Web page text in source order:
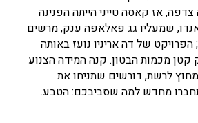
אז קאסה טייני הייתה הפנינה
שמעליו גג פאלאפה ענק, מרשים
הפרויקט של דה אריניו נועז באותה
קטן מכמות הבטון. קנה המידה הצנוע
לרשת, דורשים שתניחו את
מחדש למה שסביבכם: הטבע.